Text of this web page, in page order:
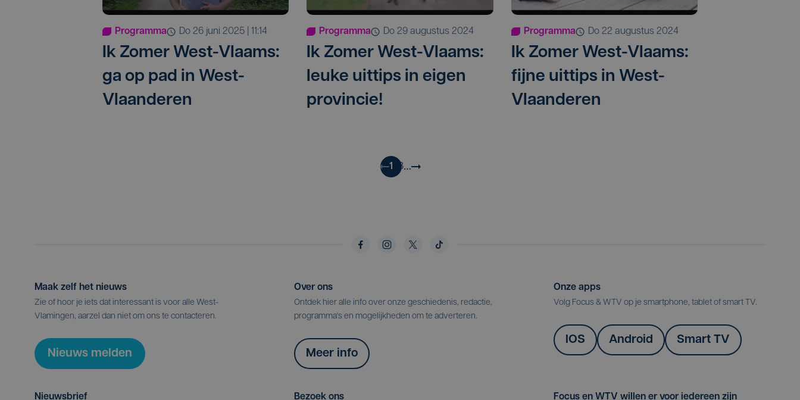
Programma do 26 juni 2025 | 11:14
Ik Zomer West-Vlaams:
ga op pad in West-
Vlaanderen
Programma do 29 augustus 2024
Ik Zomer West-Vlaams:
leuke uittips in eigen
provincie!
Programma do 22 augustus 2024
Ik Zomer West-Vlaams:
fijne uittips in West-
Vlaanderen
1 3…
Maak zelf het nieuws
Zie of hoor je iets dat interessant is voor alle West-
Vlamingen, aarzel dan niet om ons te contacteren.
Nieuws melden
Over ons
Ontdek hier alle info over onze geschiedenis, redactie,
programma's en mogelijkheden om te adverteren.
Meer info
Onze apps
Volg Focus & WTV op je smartphone, tablet of smart TV.
IOS Android Smart TV
Nieuwsbrief Bezoek ons Focus en WTV willen er voor iedereen zijn